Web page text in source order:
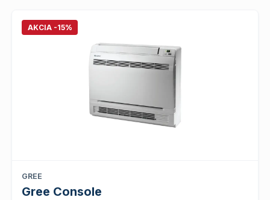
AKCIA -15%
GREE
Gree Console